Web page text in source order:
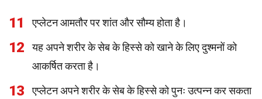
11 एप्लेटन आमतौर पर शांत और सौम्य होता है।
12
यह अपने शरीर के सेब के हिस्से को खाने के लिए दुश्मनों को
आकर्षित करता है।
13 एप्लेटन अपने शरीर के सेब के हिस्से को पुनः उत्पन्न कर सकता